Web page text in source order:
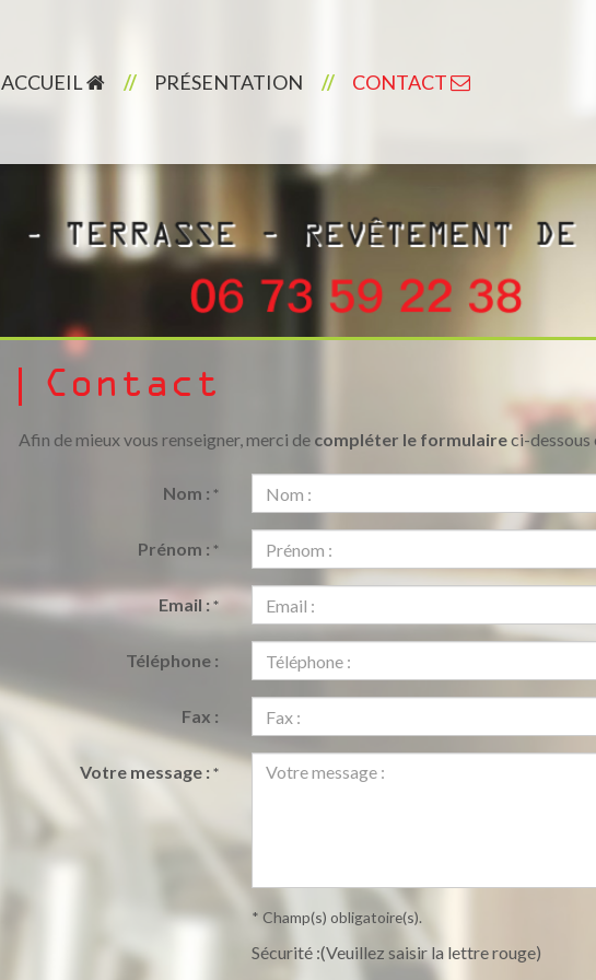
ACCUEIL PRÉSENTATION CONTACT
Contact
Afin de mieux vous renseigner, merci de compléter le formulaireci-dessous
Nom : *
Prénom : *
Email :*
Téléphone :
Fax :
Votre message :*
* Champ(s) obligatoire(s).
Sécurité :(Veuillez saisir la lettre rouge)